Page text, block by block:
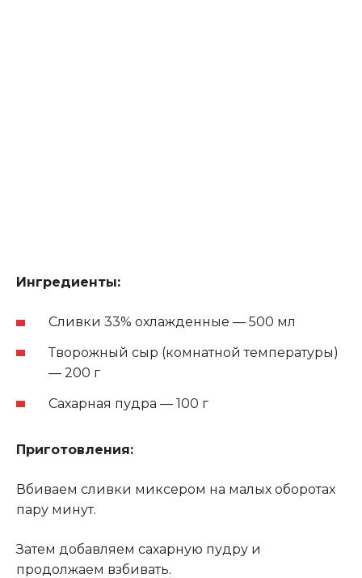
Ингредиенты:
Сливки 33% охлажденные — 500 мл
Творожный сыр (комнатной температуры)
— 200 г
Сахарная пудра — 100 г
Приготовления:
Вбиваем сливки миксером на малых оборотах
пару минут.
Затем добавляем сахарную пудру и
продолжаем взбивать.